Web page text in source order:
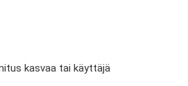
kasvaa tai käyttäjä